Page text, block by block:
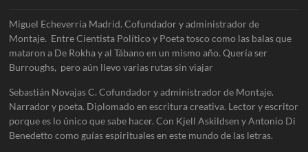
Miguel Echeverría Madrid. Cofundador y administrador de
Montaje. Entre Cientista Político y Poeta tosco como las balas que
mataron a De Rokha y al Tábano en un mismo año. Quería ser
Burroughs, pero aún llevo varias rutas sin viajar
Sebastián Novajas C. Cofundador y administrador de Montaje.
Narrador y poeta. Diplomado en escritura creativa. Lector y escritor
porque es lo único que sabe hacer. Con Kjell Askildsen y Antonio Di
Benedetto como guías espirituales en este mundo de las letras.